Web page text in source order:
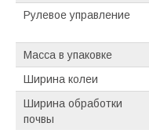
Рулевое управление
Масса в упаковке
Ширина колеи
Ширина обработки
почвы